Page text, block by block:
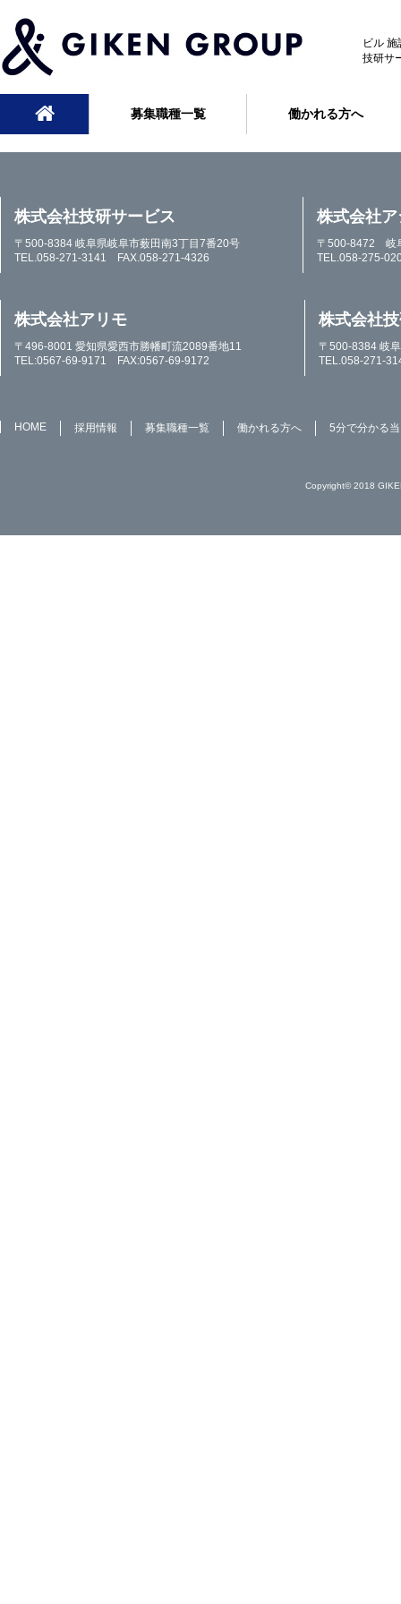
ビル
技研サ
募集職種一覧 働かれる方へ
株式会社技研サービス
〒500-8384 岐阜県岐阜市薮田南3丁目7番20号
TEL.058-271-3141 FAX.058-271-4326
株式会社
〒500-8472 岐
TEL.058-275-
株式会社アリモ
〒496-8001 愛知県愛西市勝幡町流2089番地11
TEL:0567-69-9171 FAX:0567-69-9172
株式会社
〒500-8384 岐
TEL.058-271-
HOME 採用情報 募集職種一覧 働かれる方へ 5分で分かる
Copyright© 2018